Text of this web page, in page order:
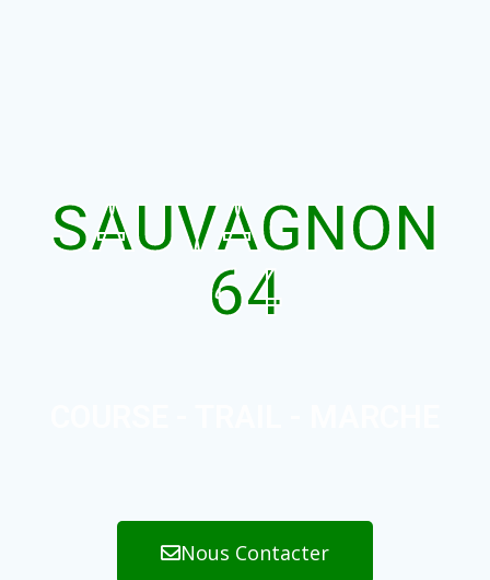
SAUVAGNON
64
Nous Contacter